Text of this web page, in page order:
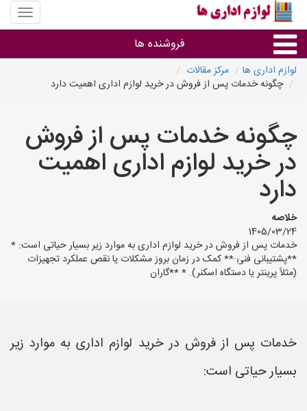
منوی
سایت
اداری
فروشنده ها
گروه ها
استان ها
لوازم اداری ها
مرکز مقالات
چگونه خدمات پس از فروش در خرید لوازم اداری اهمیت دارد
چگونه خدمات پس از فروش
در خرید لوازم اداری اهمیت
دارد
خلاصه
1405/03/24
خدمات پس از فروش در خرید لوازم اداری به موارد زیر بسیار حیاتی است: *
**پشتیبانی فنی:** کمک در زمان بروز مشکلات یا نقص عملکرد تجهیزات
(مثلاً پرینتر یا دستگاه اسکنر). * **گاران
خدمات پس از فروش در خرید لوازم اداری به موارد زیر
بسیار حیاتی است: